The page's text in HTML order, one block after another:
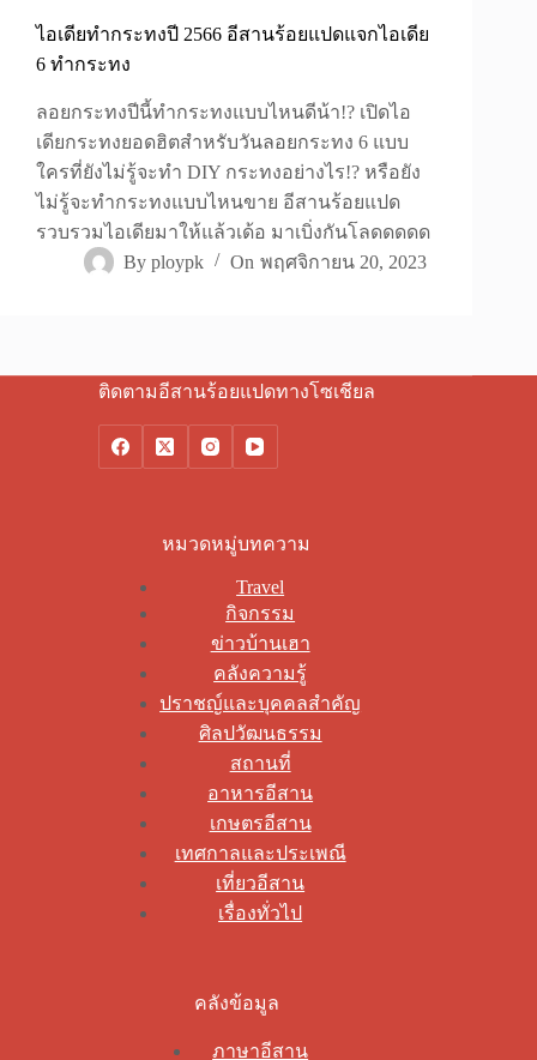
ไอเดียทำกระทงปี 2566 อีสานร้อยแปดแจกไอเดีย
6 ทำกระทง
ลอยกระทงปีนี้ทำกระทงแบบไหนดีน้า!? เปิดไอ
เดียกระทงยอดฮิตสำหรับวันลอยกระทง 6 แบบ
ใครที่ยังไม่รู้จะทำ DIY กระทงอย่างไร!? หรือยัง
ไม่รู้จะทำกระทงแบบไหนขาย อีสานร้อยแปด
รวบรวมไอเดียมาให้แล้วเด้อ มาเบิ่งกันโลดดดดด
By ploypk On พฤศจิกายน 20, 2023
ติดตามอีสานร้อยแปดทางโซเชียล
หมวดหมู่บทความ
Travel
กิจกรรม
ข่าวบ้านเฮา
คลังความรู้
ปราชญ์และบุคคลสำคัญ
ศิลปวัฒนธรรม
สถานที่
อาหารอีสาน
เกษตรอีสาน
เทศกาลและประเพณี
เที่ยวอีสาน
เรื่องทั่วไป
คลังข้อมูล
ภาษาอีสาน